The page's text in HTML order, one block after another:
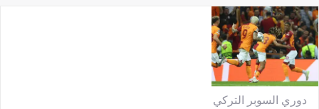
دوري السوبر التركي